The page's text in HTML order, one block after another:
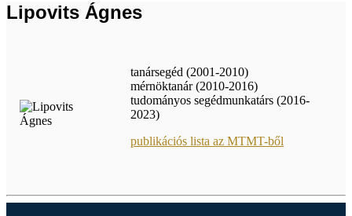
Lipovits Ágnes
tanársegéd (2001-2010)
mérnöktanár (2010-2016)
tudományos segédmunkatárs (2016-
2023)
publikációs lista az MTMT-ből